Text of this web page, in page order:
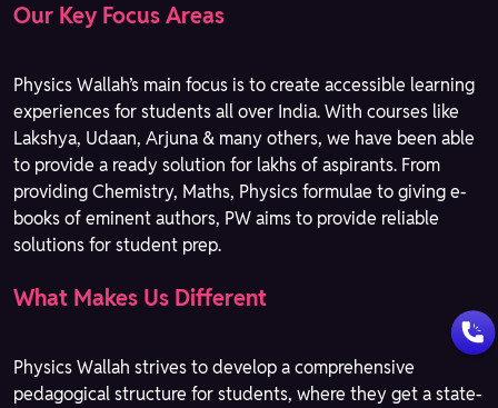
Our Key Focus Areas
Physics Wallah’s main focus is to create accessible learning
experiences for students all over India. With courses like
Lakshya, Udaan, Arjuna & many others, we have been able
to provide a ready solution for lakhs of aspirants. From
providing Chemistry, Maths, Physics formulae to giving e-
books of eminent authors, PW aims to provide reliable
solutions for student prep.
What Makes Us Different
Physics Wallah strives to develop a comprehensive
pedagogical structure for students, where they get a state-